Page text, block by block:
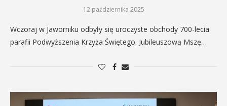
12 października 2025
Wczoraj w Jaworniku odbyły się uroczyste obchody 700-lecia
parafii Podwyższenia Krzyża Świętego. Jubileuszową Mszę…